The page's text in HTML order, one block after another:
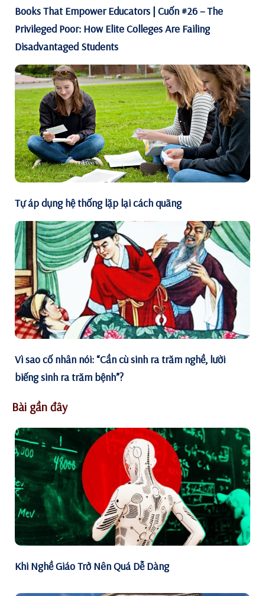
Books That Empower Educators | Cuốn #26 – The
Privileged Poor: How Elite Colleges Are Failing
Disadvantaged Students
Tự áp dụng hệ thống lặp lại cách quãng
Vì sao cố nhân nói: “Cần cù sinh ra trăm nghề, lười
biếng sinh ra trăm bệnh”?
Bài gần đây
Khi Nghề Giáo Trở Nên Quá Dễ Dàng